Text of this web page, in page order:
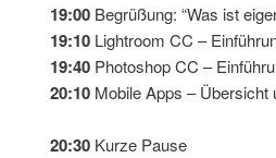
19:00 Begrüßung: “Was ist
19:10Lightroom CC –
19:40Photoshop CC –
20:10Mobile Apps – Übersicht
20:30Kurze Pause